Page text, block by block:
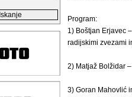
Program:
1) Boštjan Erjavec
radijskimi zvezami
2) Matjaž Bolžidar
3) Goran Mahovlić